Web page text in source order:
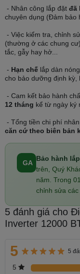
Công nghệ biến
tục với tốc độ thấp chỉ
duy trì nhiệt độ ổn định,
so với điều hoà thông
Cảm biến Eco:
Cảm biến Eco tiết kiệm
12000 BTU CFS-13VAF
71% điện năng.
Tem nhãn năng lượng
- Nhân công lắp đặt đã
chuyên dụng (Đảm bảo
- Việc kiểm tra, chỉnh
(thường ở các chung
tắc, gẫy hay hở...
- Hạn chế lắp dàn
cho bảo dưỡng định kỳ,
- Cam kết bảo hành
12 tháng kể từ ngày ký
- Tổng tiền chi phí
căn cứ theo biên bản
GA
Bảo hành
trên, Quý
năm. Trong
chỉnh sửa
5 đánh giá cho
Inverter 12000
5 5
5